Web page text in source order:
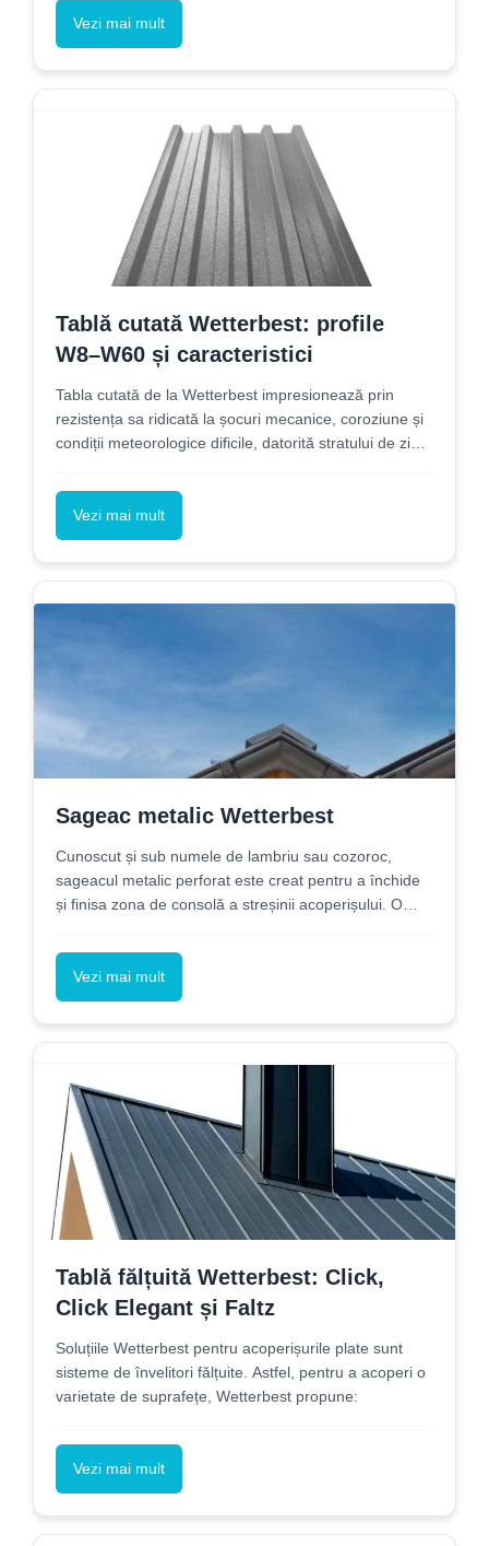
Vezi mai mult
Tablă cutată Wetterbest: profile
W8–W60 și caracteristici
Tabla cutată de la Wetterbest impresionează prin
rezistența sa ridicată la șocuri mecanice, coroziune și
condiții meteorologice dificile, datorită stratului de zinc
Vezi mai mult
Sageac metalic Wetterbest
Cunoscut și sub numele de lambriu sau cozoroc,
sageacul metalic perforat este creat pentru a închide
și finisa zona de consolă a streșinii acoperișului. O
acoperișuri în proiecte rezidențiale, comerciale sau
industriale.
Vezi mai mult
Tablă fălțuită Wetterbest: Click,
Click Elegant și Faltz
Soluțiile Wetterbest pentru acoperișurile plate sunt
sisteme de învelitori fălțuite. Astfel, pentru a acoperi o
varietate de suprafețe, Wetterbest propune:
Vezi mai mult